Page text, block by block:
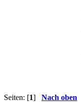
Seiten: [1] Nach oben